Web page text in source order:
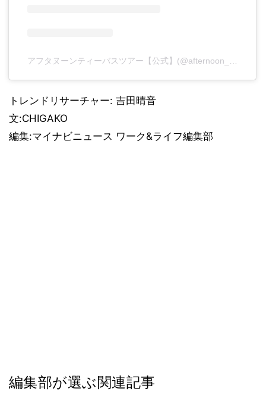
アフタヌーンティーバスツアー【公式】(@afternoon_tea_bus_tour)がシェアした投稿
トレンドリサーチャー: 吉田晴音
文:CHIGAKO
編集:マイナビニュース ワーク&ライフ編集部
編集部が選ぶ関連記事